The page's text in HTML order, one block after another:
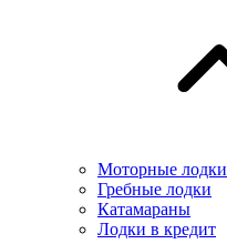
Моторные лодки
Гребные лодки
Катамараны
Лодки в кредит